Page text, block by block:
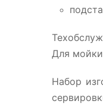
Для
Набор